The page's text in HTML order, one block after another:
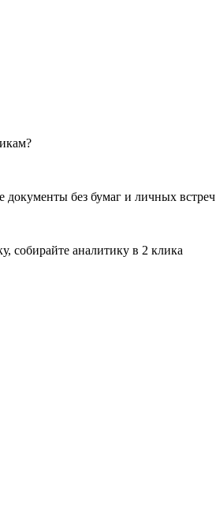
документы без бумаг и личных встреч
собирайте аналитику в 2 клика